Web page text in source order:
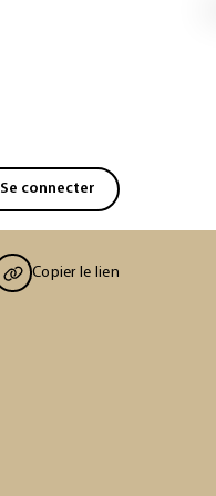
Se connecter
Copier le lien